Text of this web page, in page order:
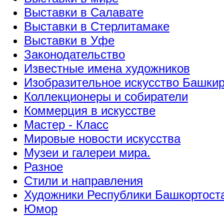
Выставки в Салавате
Выставки в Стерлитамаке
Выставки в Уфе
Законодательство
Известные имена художников
Изобразительное искусство
Коллекционеры и собиратели
Коммерция в искусстве
Мастер - Класс
Мировые новости искусства
Музеи и галереи мира.
Разное
Стили и направления
Художники Республики
Юмор